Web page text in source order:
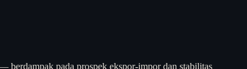
berdampak pada prospek ekspor-impor dan stabilitas